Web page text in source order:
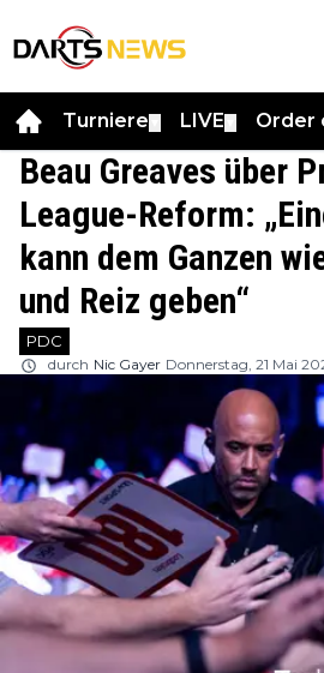
Turniere LIVE Order
Beau Greaves über
League-Reform:
kann dem Ganzen
und Reiz geben“
PDC
durch Nic Gayer Donnerstag, 21 Mai